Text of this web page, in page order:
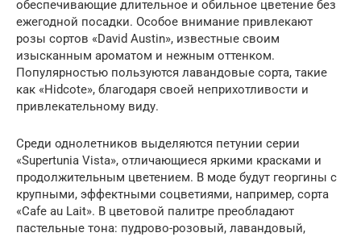
обеспечивающие длительное и обильное цветение без
ежегодной посадки. Особое внимание привлекают
розы сортов «David Austin», известные своим
изысканным ароматом и нежным оттенком.
Популярностью пользуются лавандовые сорта, такие
как «Hidcote», благодаря своей неприхотливости и
привлекательному виду.
Среди однолетников выделяются петунии серии
«Supertunia Vista», отличающиеся яркими красками и
продолжительным цветением. В моде будут георгины с
крупными, эффектными соцветиями, например, сорта
«Cafe au Lait». В цветовой палитре преобладают
пастельные тона: пудрово-розовый, лавандовый,